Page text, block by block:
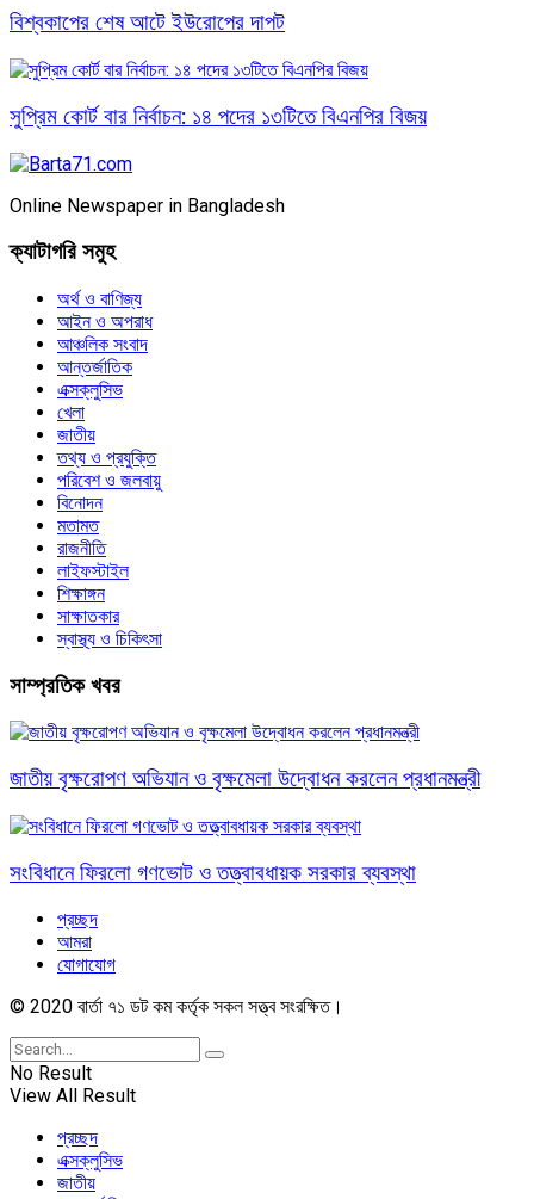
বিশ্বকাপের শেষ আটে ইউরোপের দাপট
সুপ্রিম কোর্ট বার নির্বাচন: ১৪ পদের ১৩টিতে বিএনপির বিজয়
Online Newspaper in Bangladesh
ক্যাটাগরি সমুহ
অর্থ ও বাণিজ্য
আইন ও অপরাধ
আঞ্চলিক সংবাদ
আন্তর্জাতিক
এক্সক্লুসিভ
খেলা
জাতীয়
তথ্য ও প্রযুক্তি
পরিবেশ ও জলবায়ু
বিনোদন
মতামত
রাজনীতি
লাইফস্টাইল
শিক্ষাঙ্গন
সাক্ষাতকার
স্বাস্থ্য ও চিকিৎসা
সাম্প্রতিক খবর
জাতীয় বৃক্ষরোপণ অভিযান ও বৃক্ষমেলা উদ্বোধন করলেন প্রধানমন্ত্রী
সংবিধানে ফিরলো গণভোট ও তত্ত্বাবধায়ক সরকার ব্যবস্থা
প্রচ্ছদ
আমরা
যোগাযোগ
© 2020 বার্তা ৭১ ডট কম কর্তৃক সকল সত্ত্ব সংরক্ষিত।
No Result
View All Result
প্রচ্ছদ
এক্সক্লুসিভ
জাতীয়